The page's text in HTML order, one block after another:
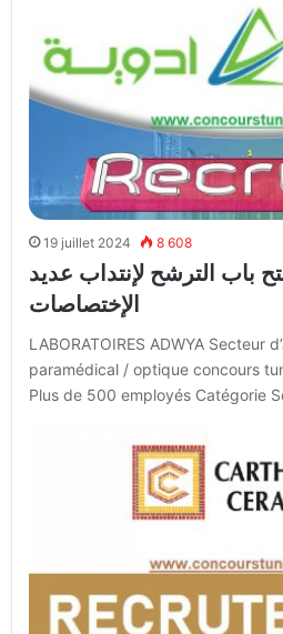
19 juillet 2024 8 608
باب الترشح لإنتداب عديد
الإختصاصات
LABORATOIRES ADWYA Secteur
paramédical / optique concours
Plus de 500 employés Catégorie